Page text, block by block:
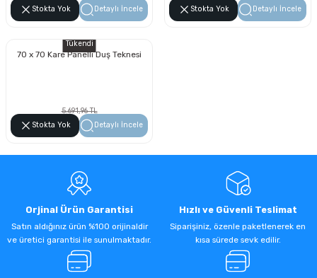
3.682,85 TL
Stokta Yok Detaylı İncele 3.332,10 TL
Stokta Yok Detaylı İncele
Tükendi
70 x 70 Kare Panelli Duş Teknesi
5.691,96 TL
3.244,42 TL
Stokta Yok Detaylı İncele
Orjinal Ürün Garantisi
Satın aldığınız ürün %100 orijinaldir
ve üretici garantisi ile sunulmaktadır.
Hızlı ve Güvenli Teslimat
Siparişiniz, özenle paketlenerek en
kısa sürede sevk edilir.